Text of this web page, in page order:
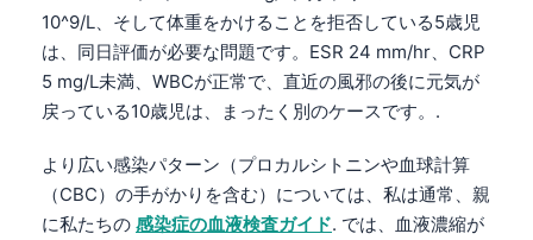
10^9/L、そして体重をかけることを拒否している5歳児
は、同日評価が必要な問題です。ESR 24 mm/hr、CRP
5 mg/L未満、WBCが正常で、直近の風邪の後に元気が
戻っている10歳児は、まったく別のケースです。.
より広い感染パターン（プロカルシトニンや血球計算
（CBC）の手がかりを含む）については、私は通常、親
に私たちの 感染症の血液検査ガイド. では、血液濃縮が